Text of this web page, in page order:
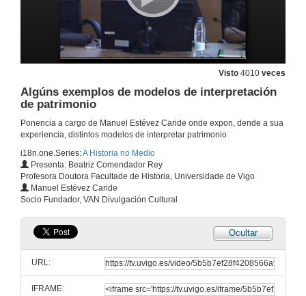
Visto 4010 veces
Algúns exemplos de modelos de interpretación
de patrimonio
Ponencia a cargo de Manuel Estévez Caride onde expon, dende a sua
experiencia, distintos modelos de interpretar patrimonio
i18n.one.Series:A Historia no Medio
Presenta: Beatriz Comendador Rey
Profesora Doutora Facultade de Historia, Universidade de Vigo
Manuel Estévez Caride
Socio Fundador, VAN Divulgación Cultural
Ocultar
URL:
IFRAME:
4 de abr. de 2013
Presentación de Xosé Teiga
Comunic-acción
4 de abr. de 2013
Mesa redonda: 3, 2, 1, Impacto: a incorporación das novas tecnoloxías non ámbito das Humanidades
4 de abr. de 2013